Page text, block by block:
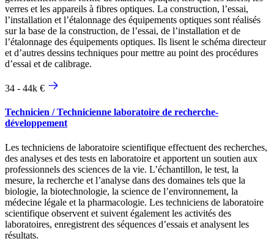
verres et les appareils à fibres optiques. La construction, l’essai,
l’installation et l’étalonnage des équipements optiques sont réalisés
sur la base de la construction, de l’essai, de l’installation et de
l’étalonnage des équipements optiques. Ils lisent le schéma directeur
et d’autres dessins techniques pour mettre au point des procédures
d’essai et de calibrage.
34 - 44k €
Technicien / Technicienne laboratoire de recherche-
développement
Les techniciens de laboratoire scientifique effectuent des recherches,
des analyses et des tests en laboratoire et apportent un soutien aux
professionnels des sciences de la vie. L’échantillon, le test, la
mesure, la recherche et l’analyse dans des domaines tels que la
biologie, la biotechnologie, la science de l’environnement, la
médecine légale et la pharmacologie. Les techniciens de laboratoire
scientifique observent et suivent également les activités des
laboratoires, enregistrent des séquences d’essais et analysent les
résultats.